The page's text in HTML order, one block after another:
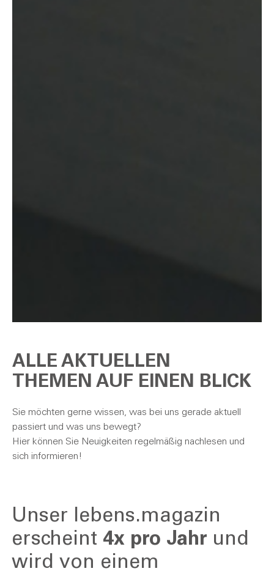
ALLE AKTUELLEN
THEMEN AUF EINEN BLICK
Sie möchten gerne wissen, was bei uns gerade aktuell
passiert und was uns bewegt?
Hier können Sie Neuigkeiten regelmäßig nachlesen und
sich informieren!
Unser lebens.magazin
erscheint 4x pro Jahr und
wird von einem